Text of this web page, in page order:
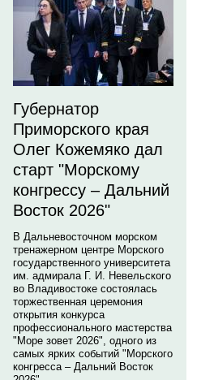
Губернатор
Приморского края
Олег Кожемяко дал
старт "Морскому
конгрессу – Дальний
Восток 2026"
В Дальневосточном морском
тренажерном центре Морского
государственного университета
им. адмирала Г. И. Невельского
во Владивостоке состоялась
торжественная церемония
открытия конкурса
профессионального мастерства
"Море зовет 2026", одного из
самых ярких событий "Морского
конгресса – Дальний Восток